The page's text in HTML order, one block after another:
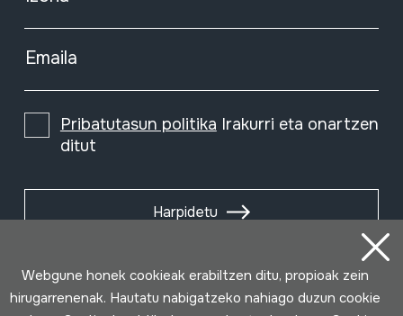
Emaila
Pribatutasun politika Irakurri eta onartzen
ditut
Harpidetu
Webgune honek cookieak erabiltzen ditu, propioak zein
hirugarrenenak. Hautatu nabigatzeko nahiago duzun cookie